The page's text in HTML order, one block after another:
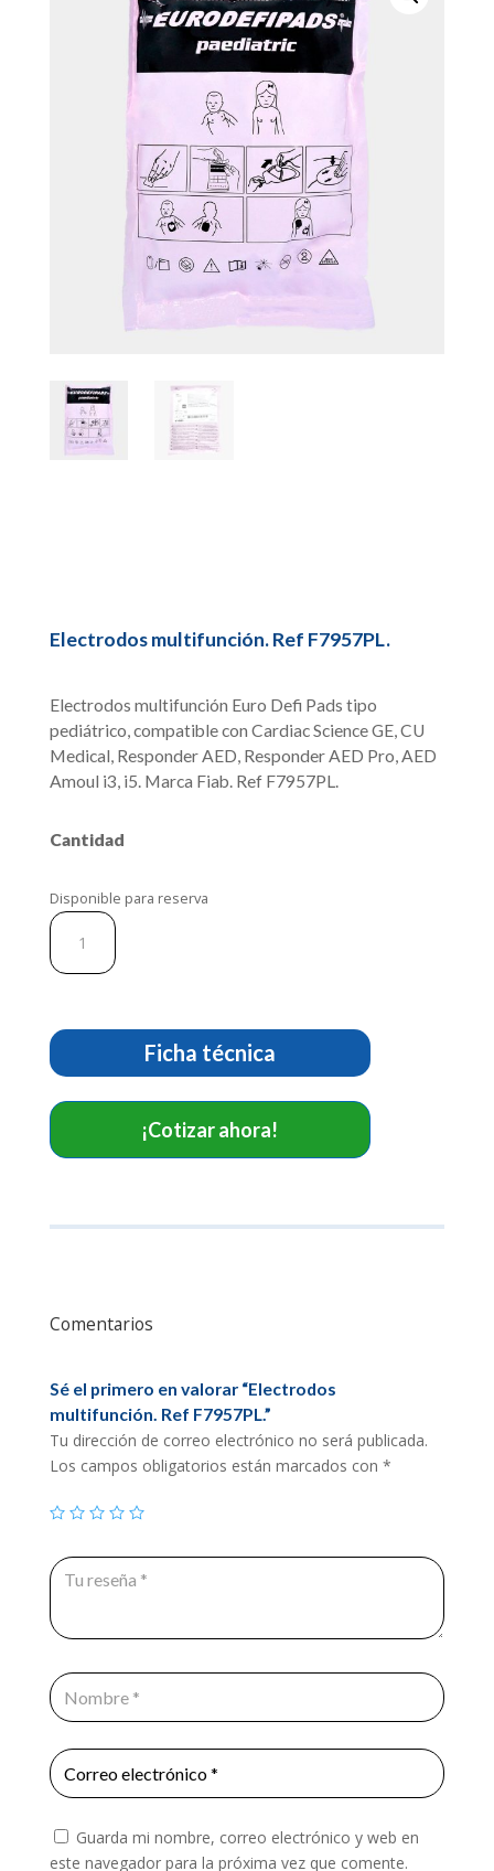
Electrodos multifunción. Ref F7957PL.
Electrodos multifunción Euro Defi Pads tipo
pediátrico, compatible con Cardiac Science GE, CU
Medical, Responder AED, Responder AED Pro, AED
Amoul i3, i5. Marca Fiab. Ref F7957PL.
Cantidad
Disponible para reserva
Electrodos
multifunción.
Ref
Ficha técnica
¡Cotizar ahora!
Comentarios
Sé el primero en valorar “Electrodos
multifunción. Ref F7957PL.”
Tu dirección de correo electrónico no será publicada.
Los campos obligatorios están marcados con *
Guarda mi nombre, correo electrónico y web en
este navegador para la próxima vez que comente.